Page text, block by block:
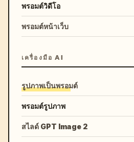
พรอมต์วิดีโอ
พรอมต์หน้าเว็บ
เครื่องมือ AI
รูปภาพเป็นพรอมต์
พรอมต์รูปภาพ
สไลด์ GPT Image 2